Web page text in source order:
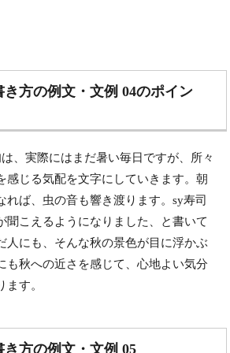
方の例文・文例 04のポイン
、実際にはまだ暑い毎日ですが、所々
感じる気配を文字にしていきます。朝
れば、虫の音も響き渡ります。sy寿司
聞こえるようになりました、と書いて
人にも、そんな秋の景色が目に浮かぶ
も秋への近さを感じて、心地よい気分
ます。
方の例文・文例 05